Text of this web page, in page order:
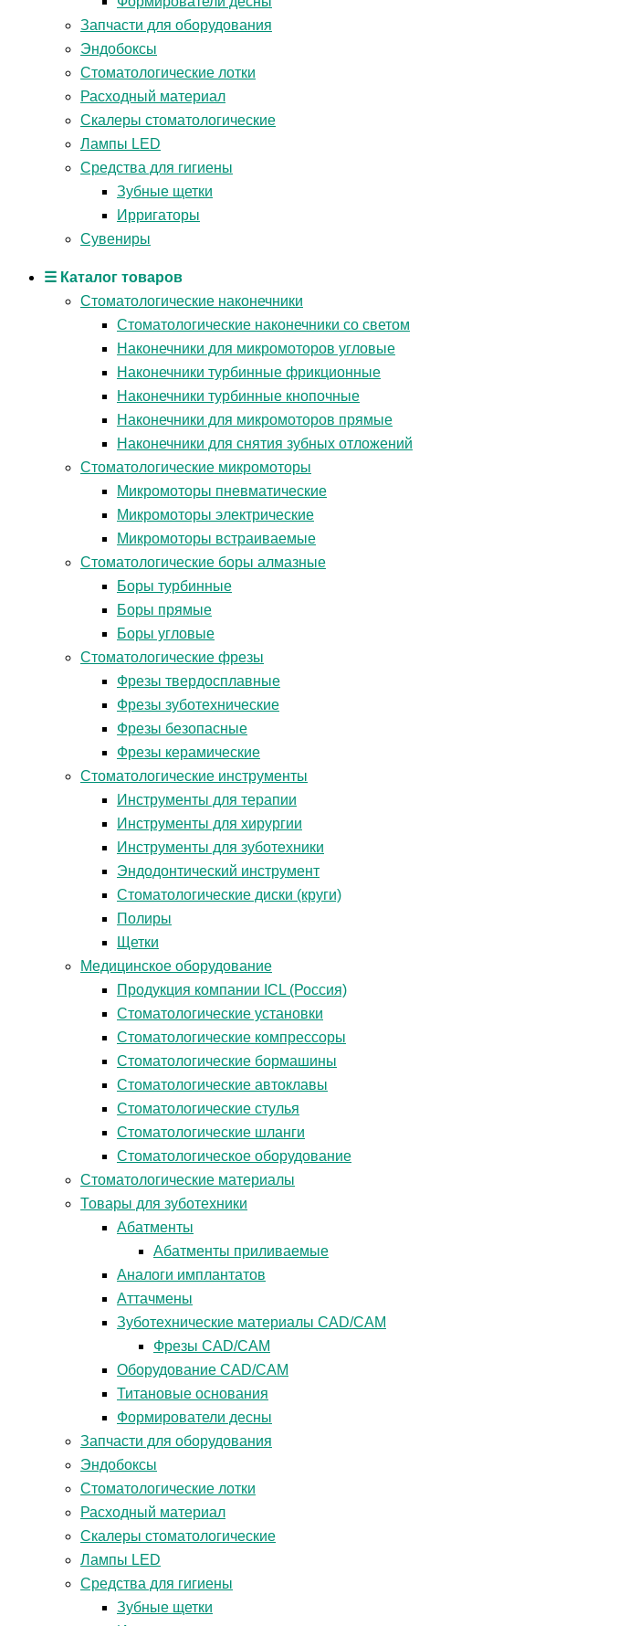
Запчасти для оборудования
Эндобоксы
Стоматологические лотки
Расходный материал
Скалеры стоматологические
Лампы LED
Средства для гигиены
Зубные щетки
Ирригаторы
Сувениры
☰ Каталог товаров
Стоматологические наконечники
Стоматологические наконечники со светом
Наконечники для микромоторов угловые
Наконечники турбинные фрикционные
Наконечники турбинные кнопочные
Наконечники для микромоторов прямые
Наконечники для снятия зубных отложений
Стоматологические микромоторы
Микромоторы пневматические
Микромоторы электрические
Микромоторы встраиваемые
Стоматологические боры алмазные
Боры турбинные
Боры прямые
Боры угловые
Стоматологические фрезы
Фрезы твердосплавные
Фрезы зуботехнические
Фрезы безопасные
Фрезы керамические
Стоматологические инструменты
Инструменты для терапии
Инструменты для хирургии
Инструменты для зуботехники
Эндодонтический инструмент
Стоматологические диски (круги)
Полиры
Щетки
Медицинское оборудование
Продукция компании ICL (Россия)
Стоматологические установки
Стоматологические компрессоры
Стоматологические бормашины
Стоматологические автоклавы
Стоматологические стулья
Стоматологические шланги
Стоматологическое оборудование
Стоматологические материалы
Товары для зуботехники
Абатменты
Абатменты приливаемые
Аналоги имплантатов
Аттачмены
Зуботехнические материалы CAD/CAM
Фрезы CAD/CAM
Оборудование CAD/CAM
Титановые основания
Формирователи десны
Запчасти для оборудования
Эндобоксы
Стоматологические лотки
Расходный материал
Скалеры стоматологические
Лампы LED
Средства для гигиены
Зубные щетки